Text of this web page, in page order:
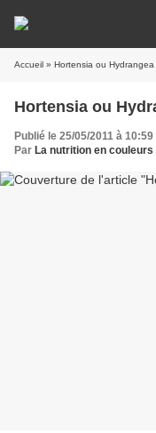
Accueil » Hortensia ou Hydrangea
Hortensia ou
Publié le 25/05/2011 à 10:59
Par La nutrition en couleurs